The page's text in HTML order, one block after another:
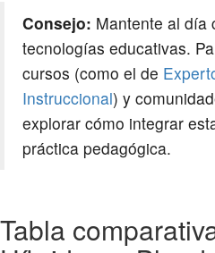
Consejo: Mantente al día
tecnologías educativas.
cursos (como el de
Instruccional) y
explorar cómo integrar
práctica pedagógica.
Tabla